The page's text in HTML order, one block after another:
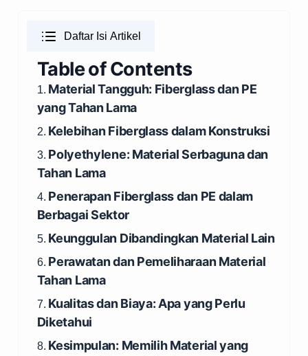
Daftar Isi Artikel
Table of Contents
1. Material Tangguh: Fiberglass dan PE
yang Tahan Lama
2. Kelebihan Fiberglass dalam Konstruksi
3. Polyethylene: Material Serbaguna dan
Tahan Lama
4. Penerapan Fiberglass dan PE dalam
Berbagai Sektor
5. Keunggulan Dibandingkan Material Lain
6. Perawatan dan Pemeliharaan Material
Tahan Lama
7. Kualitas dan Biaya: Apa yang Perlu
Diketahui
8. Kesimpulan: Memilih Material yang